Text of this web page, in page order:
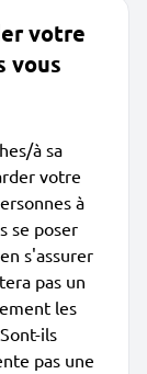
votre
vous
à sa
votre
à
se poser
s'assurer
pas un
les
ils
pas une